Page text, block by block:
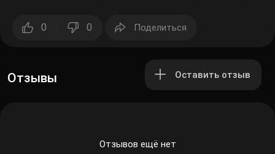
0 0 Поделиться
Отзывы Оставить отзыв
Отзывов ещё нет